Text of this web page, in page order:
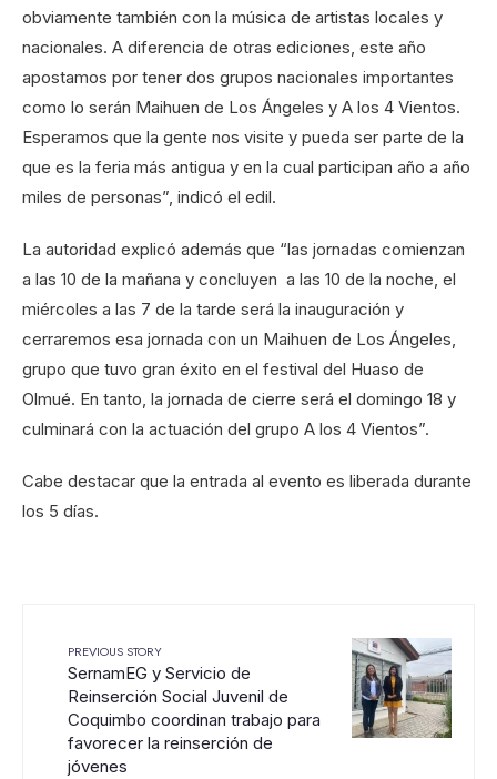
obviamente también con la música de artistas locales y
nacionales. A diferencia de otras ediciones, este año
apostamos por tener dos grupos nacionales importantes
como lo serán Maihuen de Los Ángeles y A los 4 Vientos.
Esperamos que la gente nos visite y pueda ser parte de la
que es la feria más antigua y en la cual participan año a año
miles de personas”, indicó el edil.
La autoridad explicó además que “las jornadas comienzan
a las 10 de la mañana y concluyen a las 10 de la noche, el
miércoles a las 7 de la tarde será la inauguración y
cerraremos esa jornada con un Maihuen de Los Ángeles,
grupo que tuvo gran éxito en el festival del Huaso de
Olmué. En tanto, la jornada de cierre será el domingo 18 y
culminará con la actuación del grupo A los 4 Vientos”.
Cabe destacar que la entrada al evento es liberada durante
los 5 días.
PREVIOUS STORY
SernamEG y Servicio de
Reinserción Social Juvenil de
Coquimbo coordinan trabajo para
favorecer la reinserción de
jóvenes